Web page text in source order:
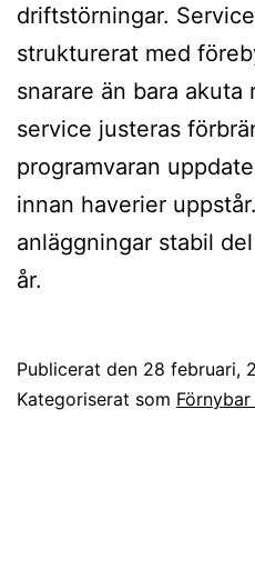
driftstörningar.
strukturerat med
snarare än bara akuta
service justeras
programvaran
innan haverier
anläggningar stabil
år.
Publicerat den 28 februari,
Kategoriserat som